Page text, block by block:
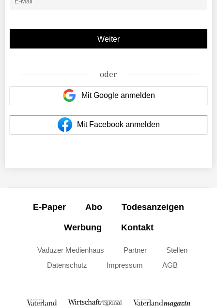
oder
Mit Google anmelden
Mit Facebook anmelden
E-Paper Abo Todesanzeigen
Werbung Kontakt
Vaduzer Medienhaus Partner
Stellen
Datenschutz
Impressum AGB